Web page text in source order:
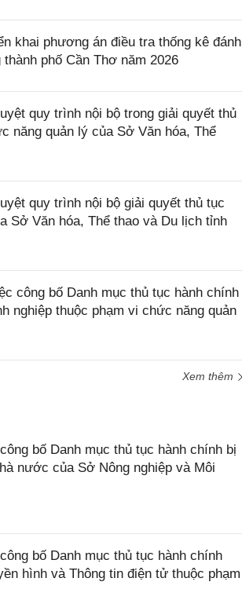
khai phương án điều tra thống kê đánh
phố Cần Thơ năm 2026
quy trình nội bộ trong giải quyết thủ
năng quản lý của Sở Văn hóa, Thể
quy trình nội bộ giải quyết thủ tục
Sở Văn hóa, Thể thao và Du lịch tỉnh
công bố Danh mục thủ tục hành chính
nghiệp thuộc phạm vi chức năng quản
Xem thêm
bố Danh mục thủ tục hành chính bị
nước của Sở Nông nghiệp và Môi
bố Danh mục thủ tục hành chính
hình và Thông tin điện tử thuộc phạm